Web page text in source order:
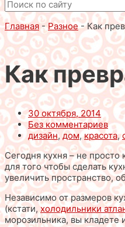
Главная -Разное-Как
Как
30 октября, 2014
Без комментариев
дизайн, дом,красота,
Сегодня кухня – не
для того чтобы сделать
увеличить пространство,
Независимо от размеров
(кстати,холодильники
морозильника, вы кладете